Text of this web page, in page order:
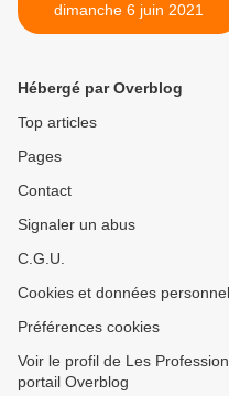
dimanche 6 juin 2021
Hébergé par Overblog
Top articles
Pages
Contact
Signaler un abus
C.G.U.
Cookies et données
Préférences cookies
Voir le profil de Les
portail Overblog